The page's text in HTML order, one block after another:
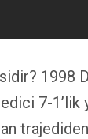
1998
7-
trajediden